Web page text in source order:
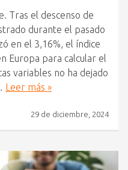
Tras el descenso de
durante el pasado
en el 3,16%, el índice
Europa para calcular el
variables no ha dejado
Leer más »
29 de diciembre, 2024